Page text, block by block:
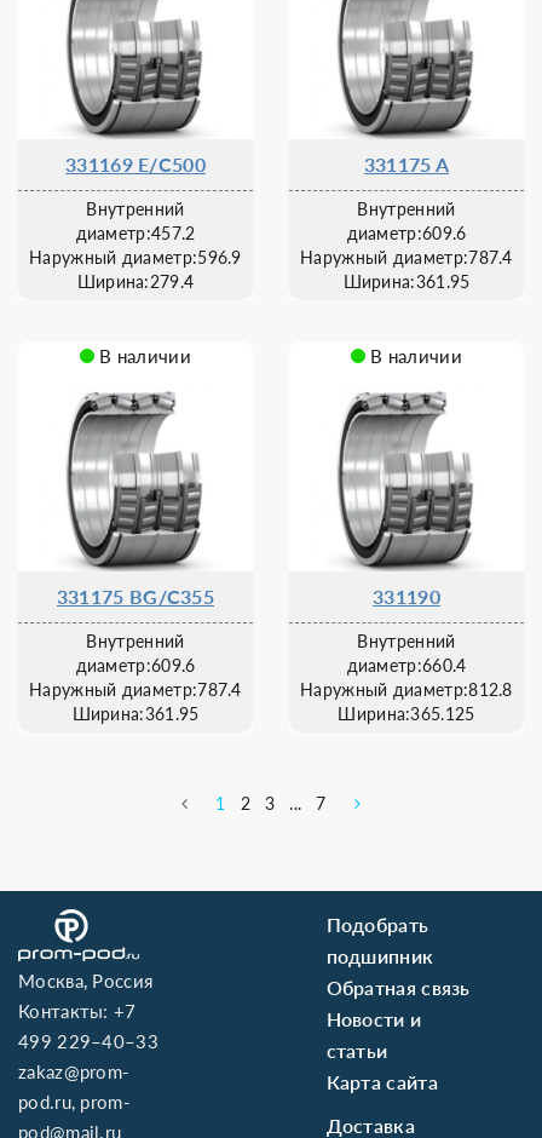
331169 E/C500
Внутренний
диаметр:457.2
Наружный диаметр:596.9
Ширина:279.4
331175 A
Внутренний
диаметр:609.6
Наружный диаметр:787.4
Ширина:361.95
В наличии
331175 BG/C355
Внутренний
диаметр:609.6
Наружный диаметр:787.4
Ширина:361.95
В наличии
331190
Внутренний
диаметр:660.4
Наружный диаметр:812.8
Ширина:365.125
1 2 3 ... 7
Москва, Россия
Контакты:+7
499 229–40–33
zakaz@prom-
pod.ru, prom-
pod@mail.ru
Подобрать
подшипник
Обратная связь
Новости и
статьи
Карта сайта
Доставка